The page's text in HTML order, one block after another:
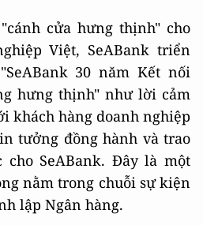
cửa hưng thịnh" cho
Việt, SeABank triển
30 năm Kết nối
hưng thịnh" như lời cảm
khách hàng doanh nghiệp
tưởng đồng hành và trao
SeABank. Đây là một
nằm trong chuỗi sự kiện
lập Ngân hàng.